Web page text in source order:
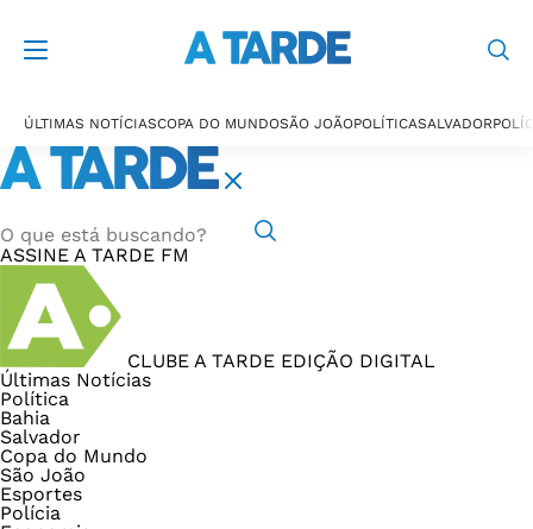
ÚLTIMAS NOTÍCIASCOPA DO MUNDOSÃO JOÃOPOLÍTICASALVADOR
ASSINE A TARDE FM
CLUBE A TARDE EDIÇÃO DIGITAL
Últimas Notícias
Política
Bahia
Salvador
Copa do Mundo
São João
Esportes
Polícia